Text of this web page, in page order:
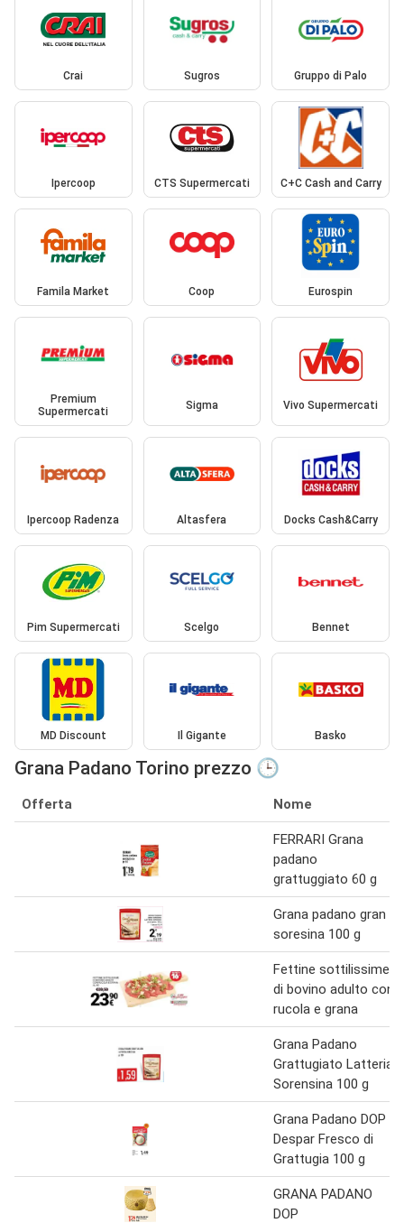
Crai Sugros Gruppo di Palo
Ipercoop CTS Supermercati C+C Cash and Carry
Famila Market Coop Eurospin
Premium
Supermercati
Sigma Vivo Supermercati
Ipercoop Radenza Altasfera Docks Cash&Carry
Pim Supermercati Scelgo Bennet
MD Discount Il Gigante Basko
Grana Padano Torino prezzo 🕒
Offerta Nome
FERRARI Grana
padano
grattuggiato 60 g
Grana padano gran
soresina 100 g
Fettine sottilissime
di bovino adulto con
rucola e grana
Grana Padano
Grattugiato Latteria
Sorensina 100 g
Grana Padano DOP
Despar Fresco di
Grattugia 100 g
GRANA PADANO
DOP